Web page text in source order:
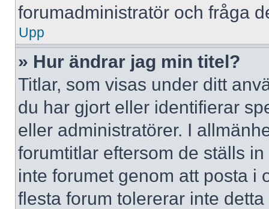
forumadministratör och fråga
Upp
» Hur ändrar jag min titel?
Titlar, som visas under ditt
du har gjort eller identifierar
eller administratörer. I
forumtitlar eftersom de ställs
inte forumet genom att posta i
flesta forum tolererar inte